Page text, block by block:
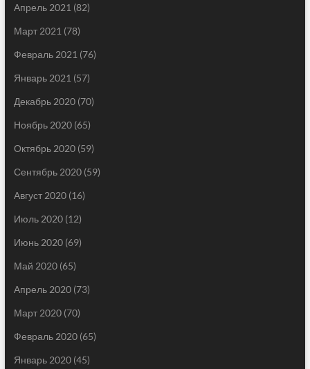
Апрель 2021 (82)
Март 2021 (78)
Февраль 2021 (76)
Январь 2021 (57)
Декабрь 2020(70)
Ноябрь 2020(65)
Октябрь 2020(59)
Сентябрь 2020(59)
Август 2020(16)
Июль 2020(12)
Июнь 2020(69)
Май 2020(65)
Апрель 2020(73)
Март 2020(70)
Февраль 2020(65)
Январь 2020(45)